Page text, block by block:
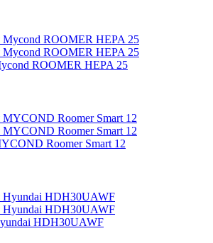
ROOMER HEPA 25
Roomer Smart 12
HDH30UAWF